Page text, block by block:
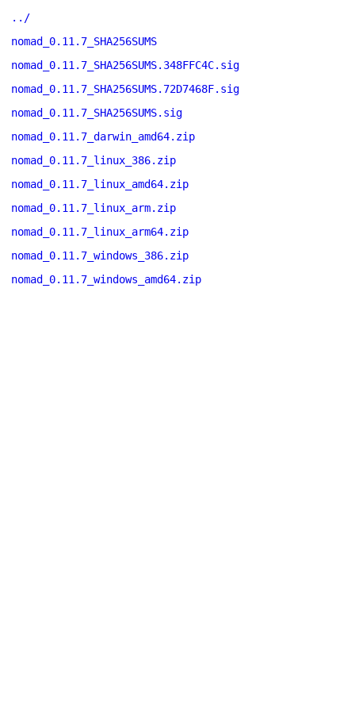
../
nomad_0.11.7_SHA256SUMS
nomad_0.11.7_SHA256SUMS.348FFC4C.sig
nomad_0.11.7_SHA256SUMS.72D7468F.sig
nomad_0.11.7_SHA256SUMS.sig
nomad_0.11.7_darwin_amd64.zip
nomad_0.11.7_linux_386.zip
nomad_0.11.7_linux_amd64.zip
nomad_0.11.7_linux_arm.zip
nomad_0.11.7_linux_arm64.zip
nomad_0.11.7_windows_386.zip
nomad_0.11.7_windows_amd64.zip